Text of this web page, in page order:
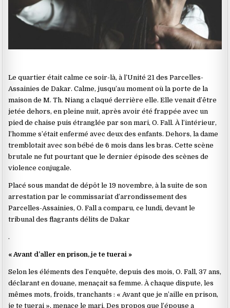
Le quartier était calme ce soir-là, à l’Unité 21 des Parcelles-
Assainies de Dakar. Calme, jusqu’au moment où la porte de la
maison de M. Th. Niang a claqué derrière elle. Elle venait d’être
jetée dehors, en pleine nuit, après avoir été frappée avec un
pied de chaise puis étranglée par son mari, O. Fall. À l’intérieur,
l’homme s’était enfermé avec deux des enfants. Dehors, la dame
tremblotait avec son bébé de 6 mois dans les bras. Cette scène
brutale ne fut pourtant que le dernier épisode des scènes de
violence conjugale.
Placé sous mandat de dépôt le 19 novembre, à la suite de son
arrestation par le commissariat d’arrondissement des
Parcelles-Assainies, O. Fall a comparu, ce lundi, devant le
tribunal des flagrants délits de Dakar
.
« Avant d’aller en prison, je te tuerai »
Selon les éléments des l’enquête, depuis des mois, O. Fall, 37 ans,
déclarant en douane, menaçait sa femme. À chaque dispute, les
mêmes mots, froids, tranchants : « Avant que je n’aille en prison,
je te tuerai », menace le mari. Des propos que l’épouse a